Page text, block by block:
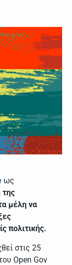
ως
της
μέλη να
πολιτικής.
στις 25
Open Gov